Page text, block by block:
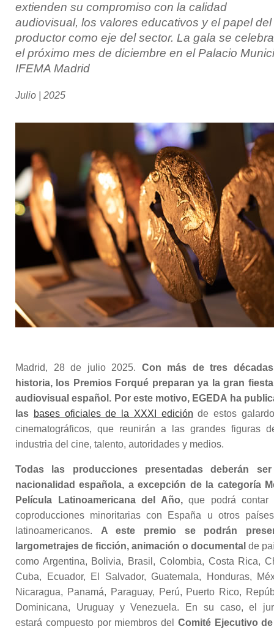
extienden su compromiso con la calidad
audiovisual, los valores educativos y el papel del
productor como eje del sector. La gala se
el próximo mes de diciembre en el Palacio
IFEMA Madrid
Julio | 2025
Madrid, 28 de julio 2025. Con más de tres
historia, los Premios Forqué preparan ya la gran
audiovisual español. Por este motivo, EGEDA ha
las bases oficiales de la XXXI edición de estos
cinematográficos, que reunirán a las grandes figuras
industria del cine, talento, autoridades y medios.
Todas las producciones presentadas deberán
nacionalidad española, a excepción de la categoría
Película Latinoamericana del Año,que podrá contar
coproducciones minoritarias con España u otros
latinoamericanos. A este premio se podrán
largometrajes de ficción, animación o documental de
como Argentina, Bolivia, Brasil, Colombia, Costa Rica,
Cuba, Ecuador, El Salvador, Guatemala, Honduras,
Nicaragua, Panamá, Paraguay, Perú, Puerto Rico,
Dominicana, Uruguay y Venezuela. En su caso, el
estará compuesto por miembros del Comité Ejecutivo